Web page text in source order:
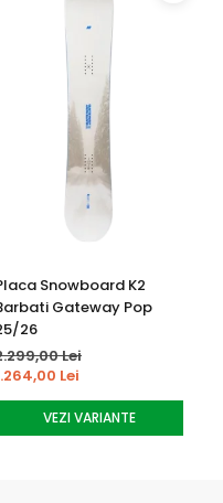
care include o
pe placa, fiind astfel
energiei se face mai
Snowboard K2
Gateway Pop
26
Lei
Lei
VEZI VARIANTE